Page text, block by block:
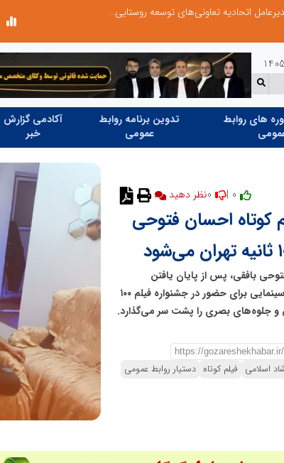
مردم روایت تصویری از
های روابط
تدوین برنامه روابط
عمومی
آکادمی گزارش
خبر
کوتاه احسان فتوحی
بافقی، پس از پایان یافتن
صحنه‌ها در لوکیشن‌های بافق، به اتمام رسید و این اثر سینمایی برای حضور در جشنواره فیلم ۱۰۰
و جلوه‌های بصری را پشت سر می‌گذارد.
اسلامی فیلم کوتاه دستیار روابط عمومی